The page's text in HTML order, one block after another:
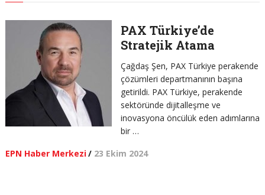
PAX Türkiye’de
Stratejik Atama
Çağdaş Şen, PAX Türkiye perakende
çözümleri departmanının başına
getirildi. PAX Türkiye, perakende
sektöründe dijitalleşme ve
inovasyona öncülük eden adımlarına
bir …
EPN Haber Merkezi/ 23 Ekim 2024